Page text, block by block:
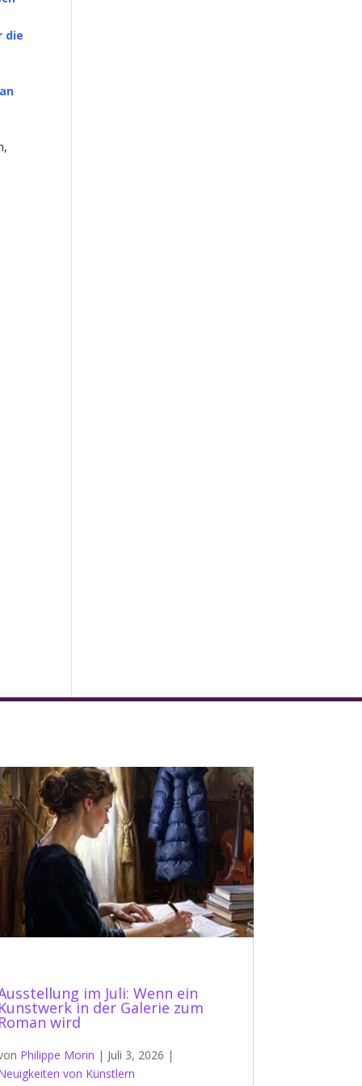
die
im Juli: Wenn ein
Kunstwerk in der Galerie zum
Roman wird
Philippe Morin | Juli 3, 2026 |
von Künstlern